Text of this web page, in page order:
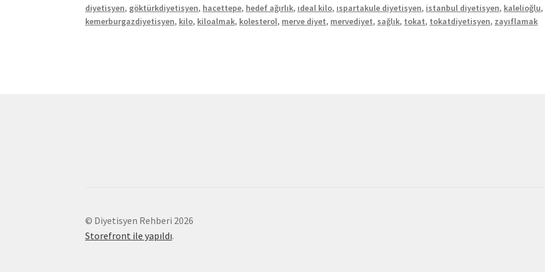
diyetisyen, göktürkdiyetisyen, hacettepe, hedef ağırlık, ıdeal kilo, ıspartakule diyetisyen, istanbul diyetisyen, kalelioğlu,
kemerburgazdiyetisyen, kilo, kiloalmak, kolesterol, merve diyet, mervediyet, sağlık, tokat, tokatdiyetisyen, zayıflamak
© Diyetisyen Rehberi 2026
Storefront ile yapıldı.